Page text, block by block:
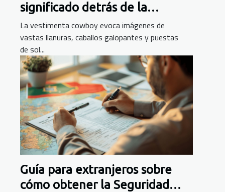
Guía para extranjeros sobre
cómo obtener la Seguridad
significado detrás de la
vestimenta cowboy
La vestimenta cowboy evoca imágenes de
vastas llanuras, caballos galopantes y puestas
de sol...